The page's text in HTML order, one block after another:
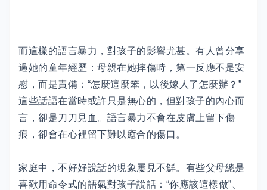
而這樣的語言暴力，對孩子的影響尤甚。有人曾分享
過她的童年經歷：母親在她摔傷時，第一反應不是安
慰，而是責備：“怎麼這麼笨，以後嫁人了怎麼辦？”
這些話語在當時或許只是無心的，但對孩子的內心而
言，卻是刀刀見血。語言暴力不會在皮膚上留下傷
痕，卻會在心裡留下難以癒合的傷口。
家庭中，不好好說話的現象屢見不鮮。有些父母總是
喜歡用命令式的語氣對孩子說話：“你應該這樣做”、